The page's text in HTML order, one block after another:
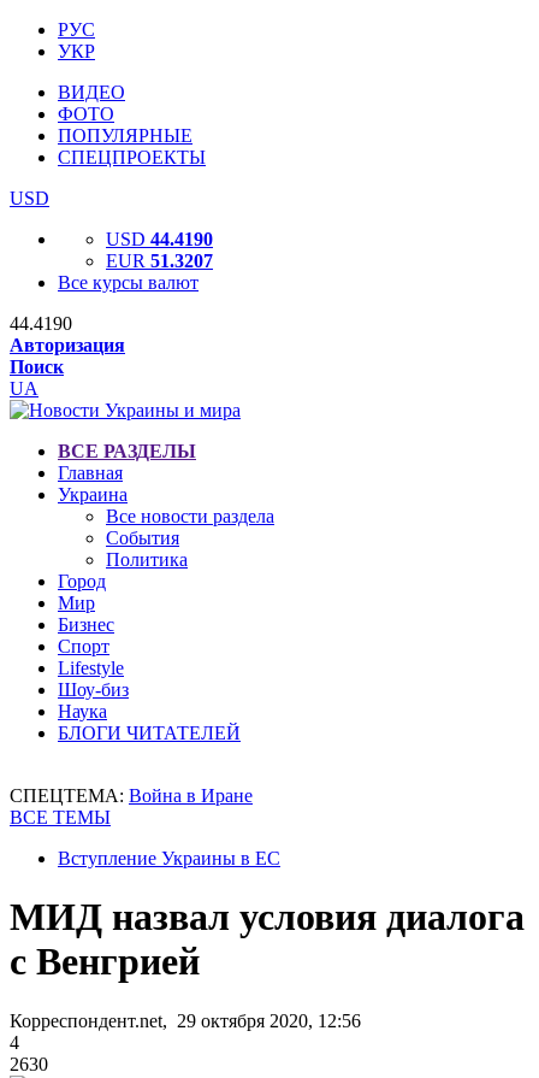
РУС
УКР
ВИДЕО
ФОТО
ПОПУЛЯРНЫЕ
СПЕЦПРОЕКТЫ
USD
USD 44.4190
EUR 51.3207
Все курсы валют
44.4190
Авторизация
Поиск
UA
ВСЕ РАЗДЕЛЫ
Главная
Украина
Все новости раздела
События
Политика
Город
Мир
Бизнес
Спорт
Lifestyle
Шоу-биз
Наука
БЛОГИ ЧИТАТЕЛЕЙ
СПЕЦТЕМА: Война в Иране
ВСЕ ТЕМЫ
Вступление Украины в ЕС
МИД назвал условия диалога
с Венгрией
Корреспондент.net, 29 октября 2020, 12:56
4
2630